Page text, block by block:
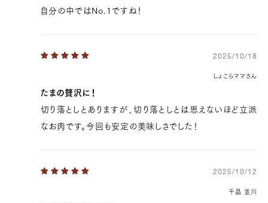
自分の中ではNo.1ですね！
2025/10/18
しょこらママさん
たまの贅沢に！
切り落としとありますが、切り落としとは思えないほど立派
なお肉です。今回も安定の美味しさでした！
2025/10/12
千晶 並川